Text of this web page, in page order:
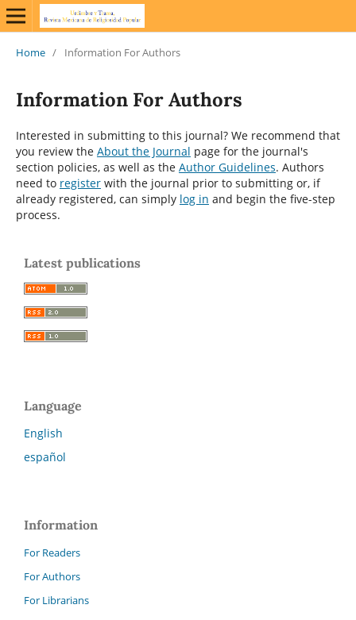
Home / Information For Authors
Information For Authors
Interested in submitting to this journal? We recommend that
you review the About the Journal page for the journal's
section policies, as well as the Author Guidelines. Authors
need to registerwith the journal prior to submitting or, if
already registered, can simply log in and begin the five-step
process.
Latest publications
Language
English
español
Information
For Readers
For Authors
For Librarians